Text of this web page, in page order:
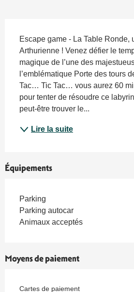
Escape game - La Table Ronde,
Arthurienne ! Venez défier le
magique de l’une des
l’emblématique Porte des tours
Tac… Tic Tac… vous aurez 60
pour tenter de résoudre ce
peut-être trouver le...
Lire la suite
Équipements
Parking
Parking autocar
Animaux acceptés
Moyens de paiement
Cartes de paiement